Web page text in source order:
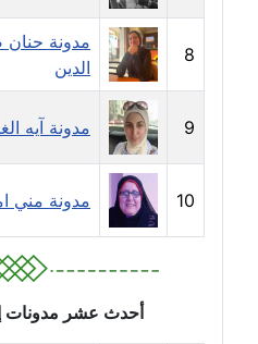
مدونة رفعت
عاملة
مدونة رهام معلا
عاملة
مدونة ريهام
عاملة
مدونة زينات
8
مدونة حنان
الدين
9 مدونة آيه
10 مدونة مني
أحدث عشر مدونات